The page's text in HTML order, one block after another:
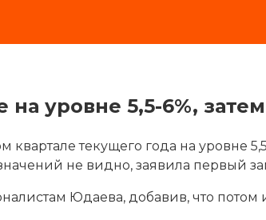
уровне 5,5-6%,
текущего года на уровне
не видно, заявила первый
Юдаева, добавив, что